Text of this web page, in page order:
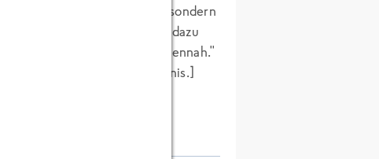
/ Allgemeinplätze posten, sondern
Themas. Ich zitiere dazu
Wir diskutieren gerne themennah."
Dank für Ihr Verständnis.]